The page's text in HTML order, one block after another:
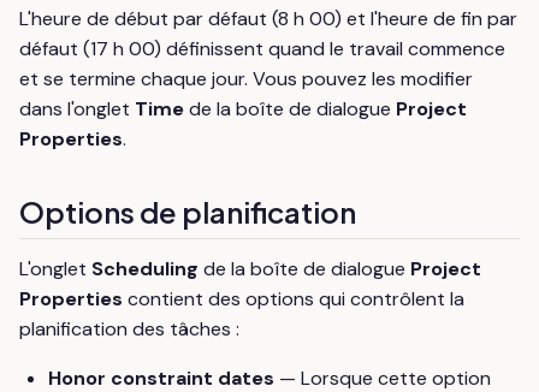
L'heure de début par défaut (8 h 00) et l'heure de fin par
défaut (17 h 00) définissent quand le travail commence
et se termine chaque jour. Vous pouvez les modifier
dans l'onglet Timede la boîte de dialogue Project
Properties.
Options de planification
L'onglet Scheduling de la boîte de dialogue Project
Properties contient des options qui contrôlent la
planification des tâches :
Honor constraint dates — Lorsque cette option